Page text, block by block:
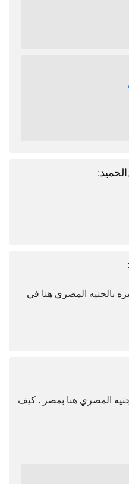
:
:
بالجنيه المصري هنا في
المصري هنا بمصر . كيف